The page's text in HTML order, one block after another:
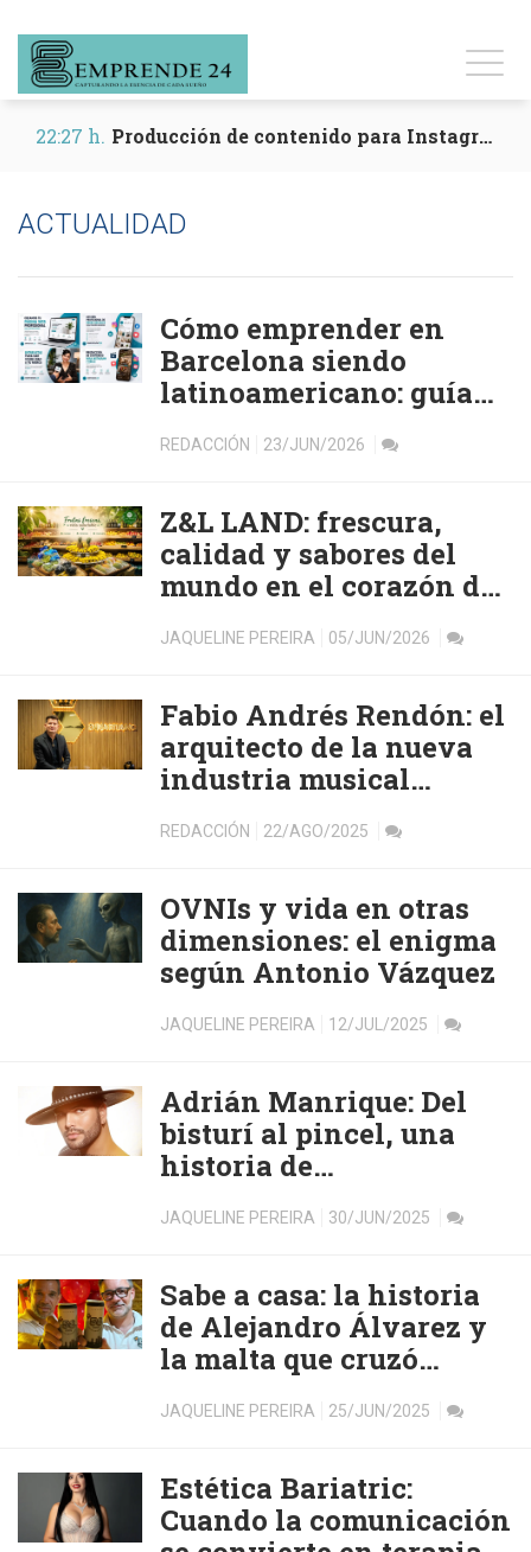
22:27 h. Producción de contenido para Instagram y Reels
ACTUALIDAD
Cómo emprender en
Barcelona siendo
latinoamericano: guía
práctica 2026
REDACCIÓN 23/JUN/2026
Z&L LAND: frescura,
calidad y sabores del
mundo en el corazón de
JAQUELINE PEREIRA 05/JUN/2026
Fabio Andrés Rendón: el
arquitecto de la nueva
industria musical
colombiana
REDACCIÓN 22/AGO/2025
OVNIs y vida en otras
dimensiones: el enigma
según Antonio Vázquez
JAQUELINE PEREIRA 12/JUL/2025
Adrián Manrique: Del
bisturí al pincel, una
historia de
belleza
JAQUELINE PEREIRA 30/JUN/2025
Sabe a casa: la historia
de Alejandro Álvarez y
la malta que cruzó
JAQUELINE PEREIRA 25/JUN/2025
Estética Bariatric:
Cuando la comunicación